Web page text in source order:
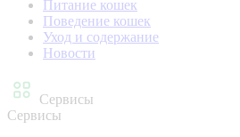
Питание кошек
Поведение кошек
Уход и содержание
Новости
Сервисы
Сервисы